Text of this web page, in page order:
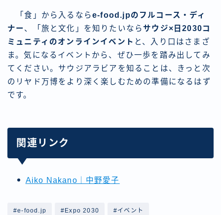
「食」から入るならe-food.jpのフルコース・ディ
ナー 、「旅と文化」を知りたいならサウジ×日2030コ
ミュニティのオンラインイベント と、入り口はさまざ
ま。気になるイベントから、ぜひ一歩を踏み出してみ
てください。サウジアラビアを知ることは、きっと次
のリヤド万博をより深く楽しむための準備になるはず
です。
関連リンク
Aiko Nakano｜中野愛子
#e-food.jp #Expo 2030 #イベント